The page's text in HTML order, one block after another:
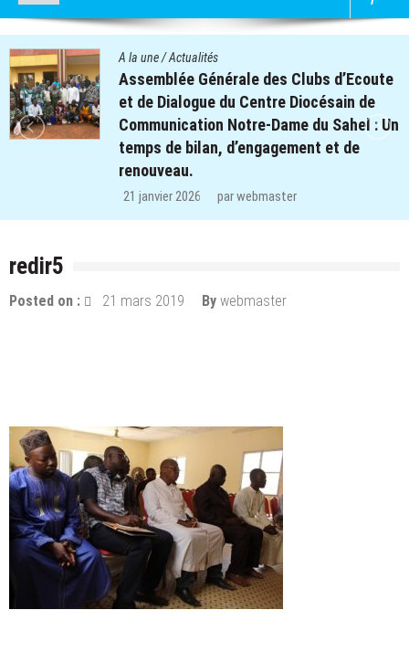
A la une/Actualités
Assemblée Générale des Clubs d’Ecoute
et de Dialogue du Centre Diocésain de
Communication Notre-Dame du Sahel : Un
temps de bilan, d’engagement et de
renouveau.
21 janvier 2026 parwebmaster
redir5
Posted on : 21 mars 2019 By webmaster